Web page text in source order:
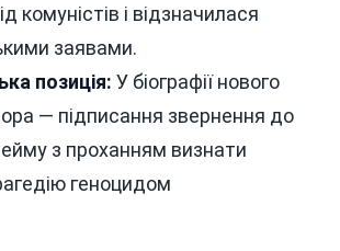
комуністів і відзначилася
заявами.
позиція: У біографії нового
— підписання звернення до
з проханням визнати
геноцидом